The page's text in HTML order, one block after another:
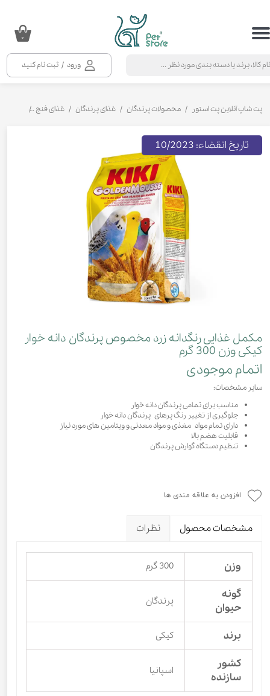
ورود / ثبت نام کنید
حساب کاربری من
خروج از حساب کاربری
۰
پت شاپ آنلاین پت استور محصولات پرندگان غذای پرندگان غذای فنچ
مکمل غذایی رنگدانه زرد مخصوص پرندگان دانه خوار
کیکی وزن 300 گرم
اتمام موجودی
سایر مشخصات:
مناسب برای تمامی پرندگان دانه خوار
جلوگیری از تغییر رنگ پرهای پرندگان دانه خوار
دارای تمام مواد مغذی و مواد معدنی و ویتامین های مورد نیاز
قابلیت هضم بالا
تنظیم دستگاه گوارش پرندگان
تاریخ انقضاء: 10/2023
افزودن به علاقه مندی ها
مشخصات محصول نظرات
وزن 300 گرم
گونه
حیوان
پرندگان
برند کیکی
کشور
سازنده
اسپانیا